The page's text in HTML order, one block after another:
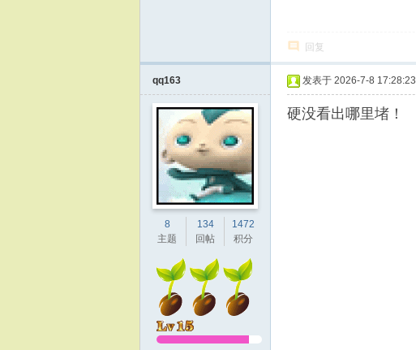
回复
qq163
8
主题
134
回帖
1472
积分
发表于 2026-7-8 17:28:23
硬没看出哪里堵！